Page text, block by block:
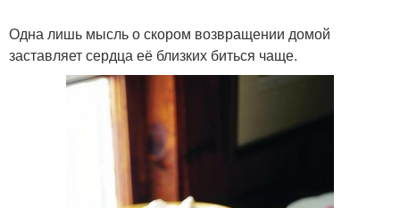
Одна лишь мысль о скором возвращении домой
заставляет сердца её близких биться чаще.